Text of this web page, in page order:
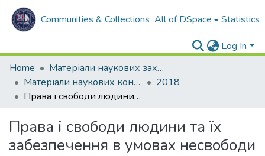
Communities & Collections All of DSpace Statistics
Log In
Home
Матеріали наукових заходів
Матеріали наукових конференцій
2018
Права і свободи людини та їх забезпечення в умовах несвободи
Права і свободи людини та їх
забезпечення в умовах несвободи